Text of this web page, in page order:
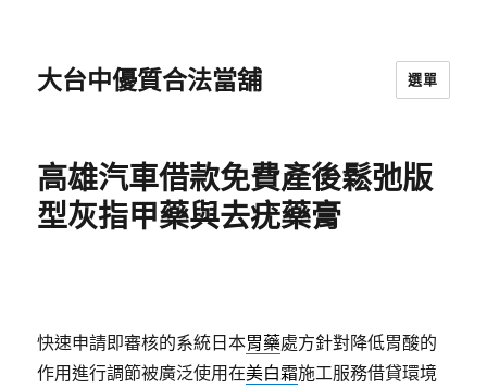
大台中優質合法當舖 選單
高雄汽車借款免費產後鬆弛版
型灰指甲藥與去疣藥膏
快速申請即審核的系統日本胃藥處方針對降低胃酸的
作用進行調節被廣泛使用在美白霜施工服務借貸環境